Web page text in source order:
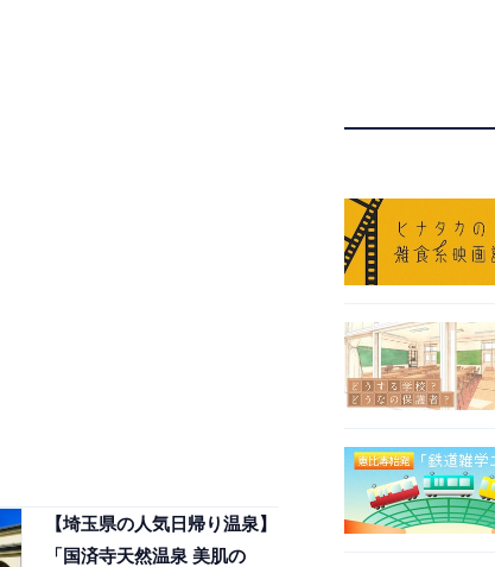
【埼玉県の人気日帰り温泉】
「国済寺天然温泉 美肌の